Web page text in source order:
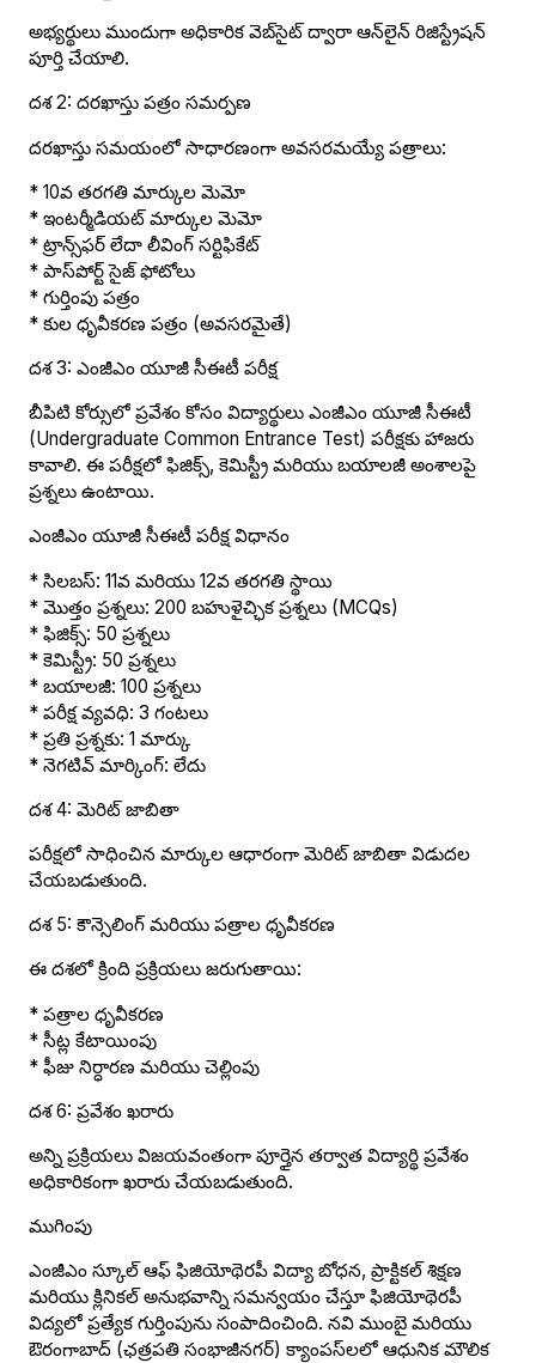
అభ్యర్థులు ముందుగా అధికారిక వెబ్‌సైట్ ద్వారా ఆన్‌లైన్ రిజిస్ట్రేషన్
పూర్తి చేయాలి.
దశ 2: దరఖాస్తు పత్రం సమర్పణ
దరఖాస్తు సమయంలో సాధారణంగా అవసరమయ్యే పత్రాలు:
* 10వ తరగతి మార్కుల మెమో
* ఇంటర్మీడియట్ మార్కుల మెమో
* ట్రాన్స్‌ఫర్ లేదా లీవింగ్ సర్టిఫికేట్
* పాస్‌పోర్ట్ సైజ్ ఫోటోలు
* గుర్తింపు పత్రం
* కుల ధృవీకరణ పత్రం (అవసరమైతే)
దశ 3: ఎంజీఎం యూజీ సీఈటీ పరీక్ష
బీపిటి కోర్సులో ప్రవేశం కోసం విద్యార్థులు ఎంజీఎం యూజీ సీఈటీ
(Undergraduate Common Entrance Test) పరీక్షకు హాజరు
కావాలి. ఈ పరీక్షలో ఫిజిక్స్, కెమిస్ట్రీ మరియు బయాలజీ అంశాలపై
ప్రశ్నలు ఉంటాయి.
ఎంజీఎం యూజీ సీఈటీ పరీక్ష విధానం
* సిలబస్: 11వ మరియు 12వ తరగతి స్థాయి
* మొత్తం ప్రశ్నలు: 200 బహుళైచ్ఛిక ప్రశ్నలు (MCQs)
* ఫిజిక్స్: 50 ప్రశ్నలు
* కెమిస్ట్రీ: 50 ప్రశ్నలు
* బయాలజీ: 100 ప్రశ్నలు
* పరీక్ష వ్యవధి: 3 గంటలు
* ప్రతి ప్రశ్నకు: 1 మార్కు
* నెగటివ్ మార్కింగ్: లేదు
దశ 4: మెరిట్ జాబితా
పరీక్షలో సాధించిన మార్కుల ఆధారంగా మెరిట్ జాబితా విడుదల
చేయబడుతుంది.
దశ 5: కౌన్సెలింగ్ మరియు పత్రాల ధృవీకరణ
ఈ దశలో క్రింది ప్రక్రియలు జరుగుతాయి:
* పత్రాల ధృవీకరణ
* సీట్ల కేటాయింపు
* ఫీజు నిర్ధారణ మరియు చెల్లింపు
దశ 6: ప్రవేశం ఖరారు
అన్ని ప్రక్రియలు విజయవంతంగా పూర్తైన తర్వాత విద్యార్థి ప్రవేశం
అధికారికంగా ఖరారు చేయబడుతుంది.
ముగింపు
ఎంజీఎం స్కూల్ ఆఫ్ ఫిజియోథెరపీ విద్యా బోధన, ప్రాక్టికల్ శిక్షణ
మరియు క్లినికల్ అనుభవాన్ని సమన్వయం చేస్తూ ఫిజియోథెరపీ
విద్యలో ప్రత్యేక గుర్తింపును సంపాదించింది. నవి ముంబై మరియు
ఔరంగాబాద్ (ఛత్రపతి సంభాజీనగర్) క్యాంపస్‌లలో ఆధునిక మౌలిక